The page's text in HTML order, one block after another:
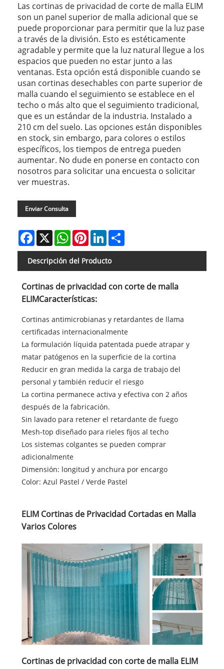
Las cortinas de privacidad de corte de malla ELIM
son un panel superior de malla adicional que se
puede proporcionar para permitir que la luz pase
a través de la división. Esto es estéticamente
agradable y permite que la luz natural llegue a los
espacios que pueden no estar junto a las
ventanas. Esta opción está disponible cuando se
usan cortinas desechables con parte superior de
malla cuando el seguimiento se establece en el
techo o más alto que el seguimiento tradicional,
que es un estándar de la industria. Instalado a
210 cm del suelo. Las opciones están disponibles
en stock, sin embargo, para colores o estilos
específicos, los tiempos de entrega pueden
aumentar. No dude en ponerse en contacto con
nosotros para solicitar una encuesta o solicitar
ver muestras.
Enviar Consulta
Facebook
X WhatsAppPinterestLinkedIn
Descripción del Producto
Cortinas de privacidad con corte de malla
ELIMCaracterísticas:
Cortinas antimicrobianas y retardantes de llama
certificadas internacionalmente
La formulación líquida patentada puede atrapar y
matar patógenos en la superficie de la cortina
Reducir en gran medida la carga de trabajo del
personal y también reducir el riesgo
La cortina permanece activa y efectiva con 2 años
después de la fabricación.
Sin lavado para retener el retardante de fuego
Mesh-top diseñado para rieles fijos al techo
Los sistemas colgantes se pueden comprar
adicionalmente
Dimensión: longitud y anchura por encargo
Color: Azul Pastel / Verde Pastel
ELIM Cortinas de Privacidad Cortadas en Malla
Varios Colores
Cortinas de privacidad con corte de malla ELIM